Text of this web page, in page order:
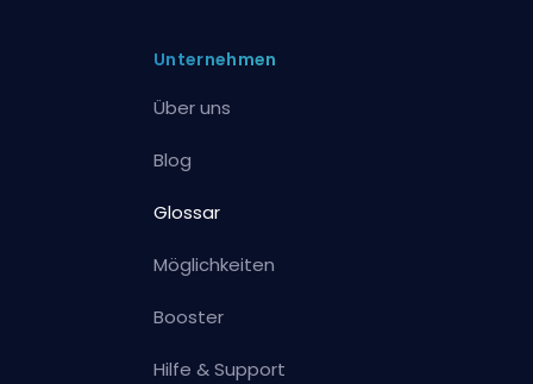
Unternehmen
Über uns
Blog
Glossar
Möglichkeiten
Booster
Hilfe & Support